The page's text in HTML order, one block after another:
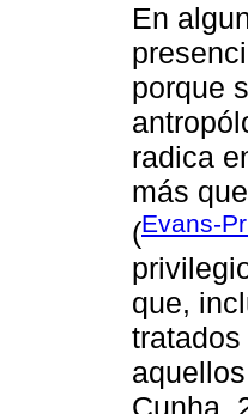
En
porque
radica
más
(Evans-
que,
Cunha,